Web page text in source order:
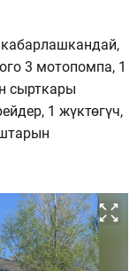
3 мотопомпа, 1
сырткары
1 жүктөгүч,